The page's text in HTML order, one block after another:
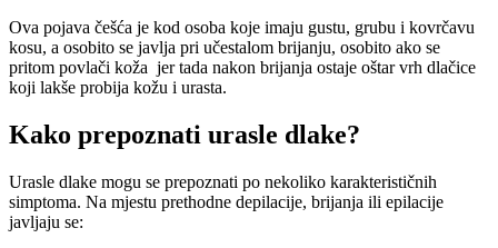
Ova pojava češća je kod osoba koje imaju gustu, grubu i kovrčavu
kosu, a osobito se javlja pri učestalom brijanju, osobito ako se
pritom povlači koža jer tada nakon brijanja ostaje oštar vrh dlačice
koji lakše probija kožu i urasta.
Kako prepoznati urasle dlake?
Urasle dlake mogu se prepoznati po nekoliko karakterističnih
simptoma. Na mjestu prethodne depilacije, brijanja ili epilacije
javljaju se: